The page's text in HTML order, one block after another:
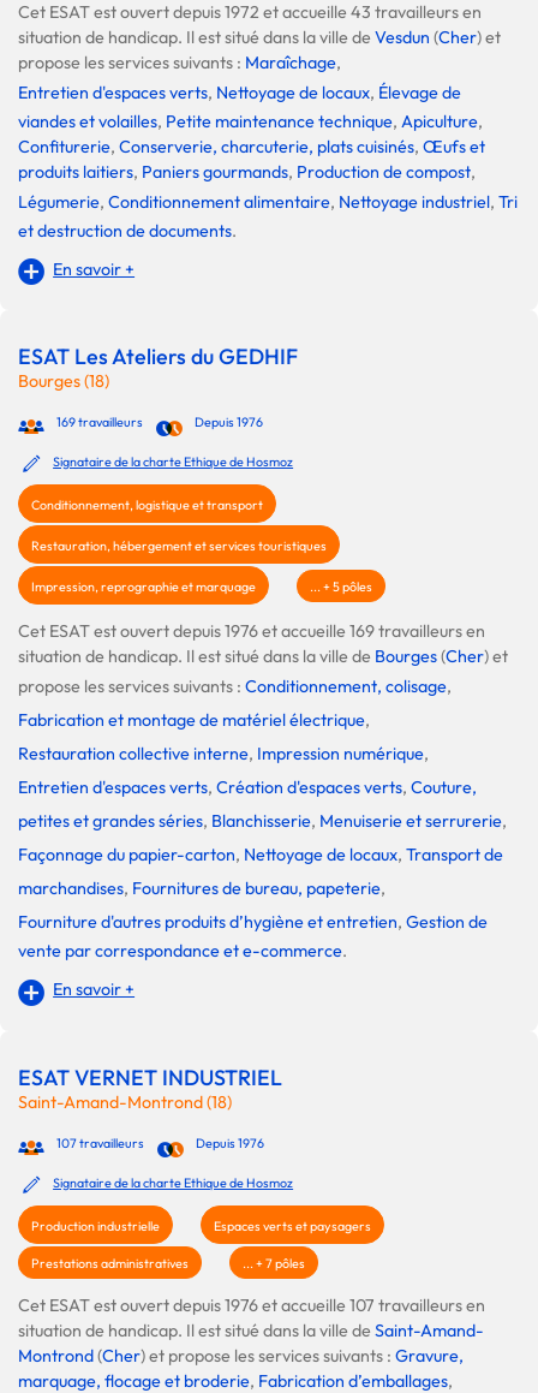
Cet ESAT est ouvert depuis 1972 et accueille 43 travailleurs en
situation de handicap. Il est situé dans la ville deVesdun (Cher) et
propose les services suivants : Maraîchage,
Entretien d'espaces verts, Nettoyage de locaux, Élevage de
viandes et volailles, Petite maintenance technique, Apiculture,
Confiturerie, Conserverie, charcuterie, plats cuisinés, Œufs et
produits laitiers, Paniers gourmands, Production de compost,
Légumerie, Conditionnement alimentaire, Nettoyage industriel, Tri
et destruction de documents.
En savoir +
ESAT Les Ateliers du GEDHIF
Bourges (18)
169 travailleurs Depuis 1976
Signataire de la charte Ethique de Hosmoz
Conditionnement, logistique et transport
Restauration, hébergement et services touristiques
Impression, reprographie et marquage ... + 5 pôles
Cet ESAT est ouvert depuis 1976 et accueille 169 travailleurs en
situation de handicap. Il est situé dans la ville de Bourges(Cher) et
propose les services suivants : Conditionnement, colisage,
Fabrication et montage de matériel électrique,
Restauration collective interne, Impression numérique,
Entretien d'espaces verts, Création d'espaces verts, Couture,
petites et grandes séries, Blanchisserie, Menuiserie et serrurerie,
Façonnage du papier-carton, Nettoyage de locaux, Transport de
marchandises, Fournitures de bureau, papeterie,
Fourniture d'autres produits d’hygiène et entretien, Gestion de
vente par correspondance et e-commerce.
En savoir +
ESAT VERNET INDUSTRIEL
Saint-Amand-Montrond (18)
107 travailleurs Depuis 1976
Signataire de la charte Ethique de Hosmoz
Production industrielle Espaces verts et paysagers
Prestations administratives ... + 7 pôles
Cet ESAT est ouvert depuis 1976 et accueille 107 travailleurs en
situation de handicap. Il est situé dans la ville deSaint-Amand-
Montrond(Cher) et propose les services suivants : Gravure,
marquage, flocage et broderie, Fabrication d’emballages,